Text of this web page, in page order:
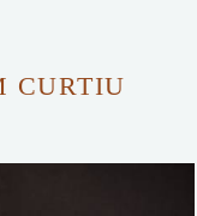
CURTIU